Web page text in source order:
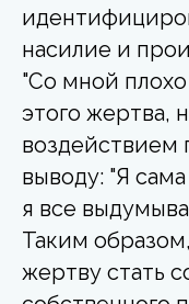
насилие и
"Со мной
этого жертва,
воздействием
выводу: "Я
я все
Таким образом,
жертву стать